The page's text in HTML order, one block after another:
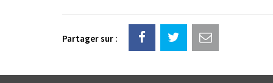
Partager sur :